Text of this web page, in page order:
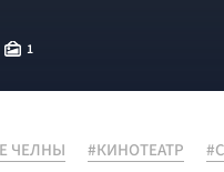
1
ЧЕЛНЫ #КИНОТЕАТР